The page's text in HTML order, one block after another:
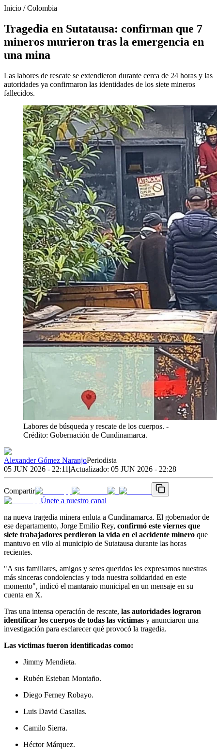
Inicio /Colombia
Tragedia en Sutatausa: confirman que 7
mineros murieron tras la emergencia en
una mina
Las labores de rescate se extendieron durante cerca de 24 horas y las
autoridades ya confirmaron las identidades de los siete mineros
fallecidos.
Labores de búsqueda y rescate de los cuerpos. -
Crédito: Gobernación de Cundinamarca.
Alexander Gómez NaranjoPeriodista
05 JUN 2026 - 22:11 |Actualizado: 05 JUN 2026 - 22:28
Compartir
Únete a nuestro canal
na nueva tragedia minera enluta a Cundinamarca. El gobernador de
ese departamento, Jorge Emilio Rey, confirmó este viernes que
siete trabajadores perdieron la vida en el accidente minero que
mantuvo en vilo al municipio de Sutatausa durante las horas
recientes.
"A sus familiares, amigos y seres queridos les expresamos nuestras
más sinceras condolencias y toda nuestra solidaridad en este
momento", indicó el mantaraio municipal en un mensaje en su
cuenta en X.
Tras una intensa operación de rescate, las autoridades lograron
identificar los cuerpos de todas las víctimas y anunciaron una
investigación para esclarecer qué provocó la tragedia.
Las víctimas fueron identificadas como:
Jimmy Mendieta.
Rubén Esteban Montaño.
Diego Ferney Robayo.
Luis David Casallas.
Camilo Sierra.
Héctor Márquez.